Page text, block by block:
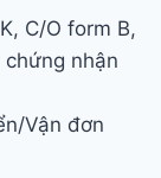
C/O form B,
nhận
Vận đơn